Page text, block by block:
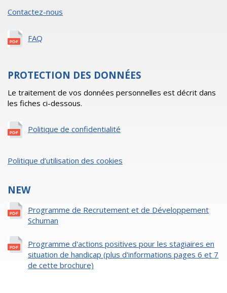
Contactez-nous
FAQ
PROTECTION DES DONNÉES
Le traitement de vos données personnelles est décrit dans
les fiches ci-dessous.
Politique de confidentialité
Politique d’utilisation des cookies
NEW
Programme de Recrutement et de Développement
Schuman
Programme d'actions positives pour les stagiaires en
situation de handicap (plus d'informations pages 6 et 7
de cette brochure)